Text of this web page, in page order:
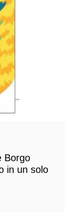
Borgo
in un solo